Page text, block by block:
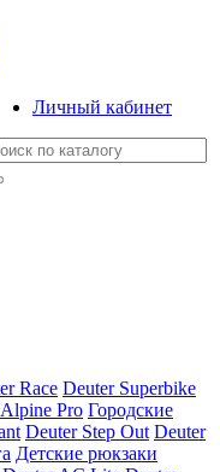
Личный кабинет
Race Deuter Superbike
Pro Городские
Deuter Step Out Deuter
Детские рюкзаки